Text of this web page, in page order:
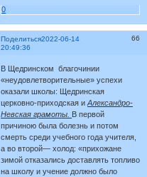
0
Поделиться 66
2022-06-14
20:49:36
В Щедринском благочинии
«неудовлетворительные» успехи
оказали школы: Щедринская
церковно-приходская иАлександро-
Невская грамоты. В первой
причиною была болезнь и потом
смерть среди учебного года учителя,
а во второй— холод: «прихожане
зимой отказались доставлять топливо
на школу и учение должно было